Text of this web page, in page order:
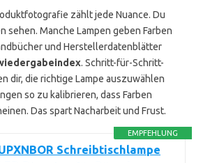
zählt jede Nuance. Du
sehen. Manche Lampen geben Farben
und Herstellerdatenblätter
. Schritt-für-Schritt-
dir, die richtige Lampe auszuwählen
so zu kalibrieren, dass Farben
Das spart Nacharbeit und Frust.
EMPFEHLUNG
Schreibtischlampe